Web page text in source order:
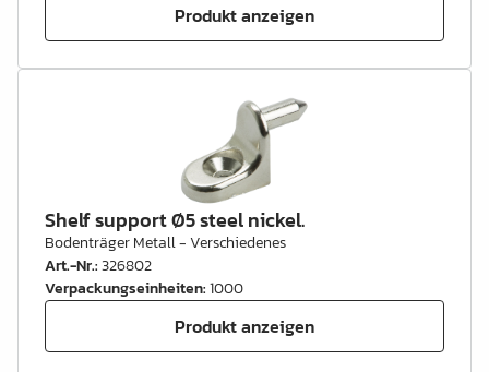
Produkt anzeigen
Shelf support Ø5 steel nickel.
Bodenträger Metall - Verschiedenes
Art.-Nr.:326802
Verpackungseinheiten:1000
Produkt anzeigen